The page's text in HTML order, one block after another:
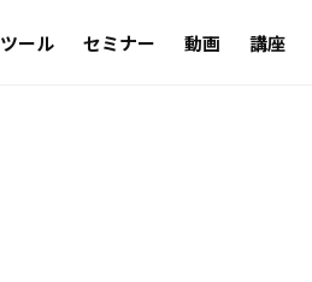
ツール セミナー 動画 講座